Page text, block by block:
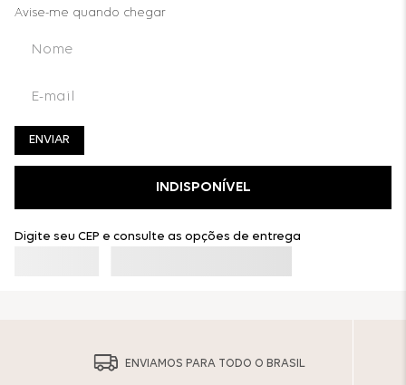
ENVIAR
INDISPONÍVEL
Digite seu CEP e consulte as opções de entrega
ENVIAMOS PARA TODO O BRASIL